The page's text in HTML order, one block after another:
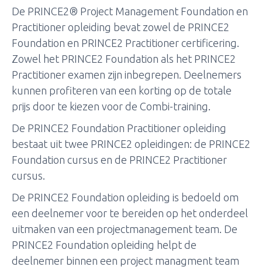
De PRINCE2® Project Management Foundation en
Practitioner opleiding bevat zowel de PRINCE2
Foundation en PRINCE2 Practitioner certificering.
Zowel het PRINCE2 Foundation als het PRINCE2
Practitioner examen zijn inbegrepen. Deelnemers
kunnen profiteren van een korting op de totale
prijs door te kiezen voor de Combi-training.
De PRINCE2 Foundation Practitioner opleiding
bestaat uit twee PRINCE2 opleidingen: de PRINCE2
Foundation cursus en de PRINCE2 Practitioner
cursus.
De PRINCE2 Foundation opleiding is bedoeld om
een deelnemer voor te bereiden op het onderdeel
uitmaken van een projectmanagement team. De
PRINCE2 Foundation opleiding helpt de
deelnemer binnen een project managment team